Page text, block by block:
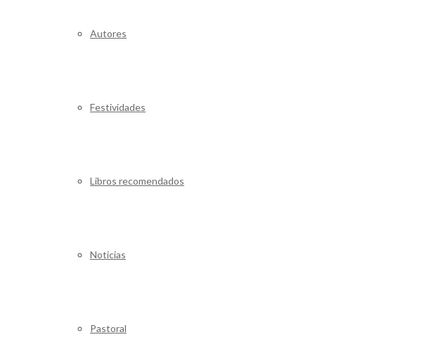
Autores
Festividades
Libros recomendados
Noticias
Pastoral